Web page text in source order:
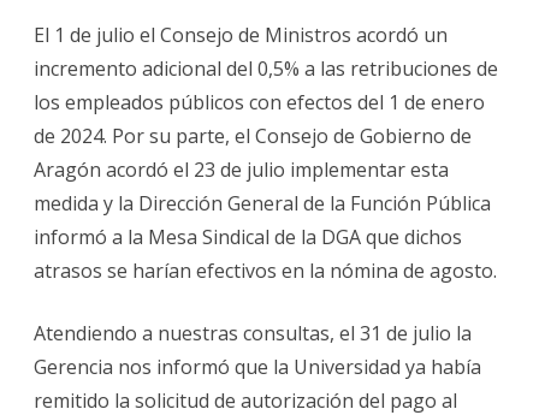
atrasos
de
El 1 de julio el Consejo de Ministros acordó un
incremento adicional del 0,5% a las retribuciones de
los empleados públicos con efectos del 1 de enero
de 2024. Por su parte, el Consejo de Gobierno de
Aragón acordó el 23 de julio implementar esta
medida y la Dirección General de la Función Pública
informó a la Mesa Sindical de la DGA que dichos
atrasos se harían efectivos en la nómina de agosto.
Atendiendo a nuestras consultas, el 31 de julio la
Gerencia nos informó que la Universidad ya había
remitido la solicitud de autorización del pago al